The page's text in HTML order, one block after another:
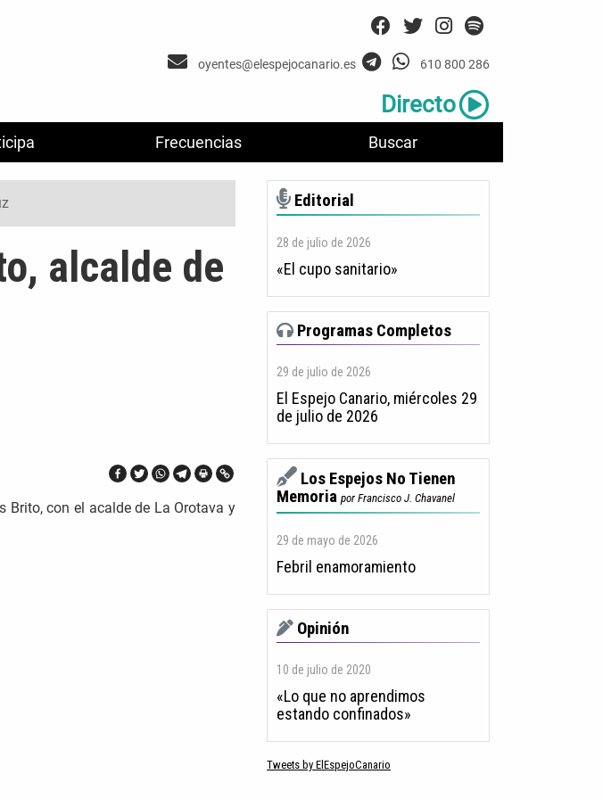
Frecuencias Buscar
oyentes@elespejocanario.es 610 800 286
Directo
alcalde de
Brito, con el acalde de La Orotava y
Editorial
28 de julio de 2026
«El cupo sanitario»
Programas Completos
29 de julio de 2026
El Espejo Canario, miércoles 29
de julio de 2026
Los Espejos No Tienen
Memoria por Francisco J. Chavanel
29 de mayo de 2026
Febril enamoramiento
Opinión
10 de julio de 2020
«Lo que no aprendimos
estando confinados»
Tweets by ElEspejoCanario